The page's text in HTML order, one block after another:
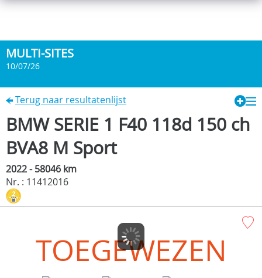
MULTI-SITES
10/07/26
Terug naar resultatenlijst
BMW SERIE 1 F40 118d 150 ch
BVA8 M Sport
2022 - 58046 km
Nr. : 11412016
TOEGEWEZEN